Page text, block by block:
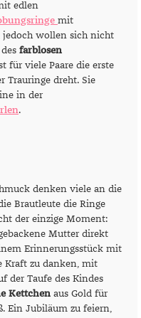
edlen
mit
jedoch wollen sich nicht
farblosen
für viele Paare die erste
Trauringe dreht. Sie
in der
.
denken viele an die
Brautleute die Ringe
der einzige Moment:
Mutter direkt
Erinnerungsstück mit
Kraft zu danken, mit
der Taufe des Kindes
Kettchen aus Gold für
Ein Jubiläum zu feiern,